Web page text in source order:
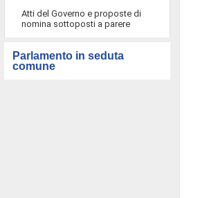
Atti del Governo e proposte di
nomina sottoposti a parere
Parlamento in seduta
comune